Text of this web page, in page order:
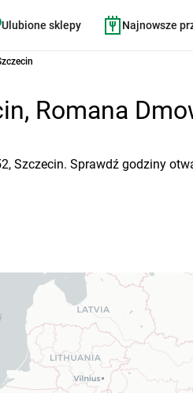
Ulubione sklepy Najnowsze
Romana
Szczecin. Sprawdź godziny